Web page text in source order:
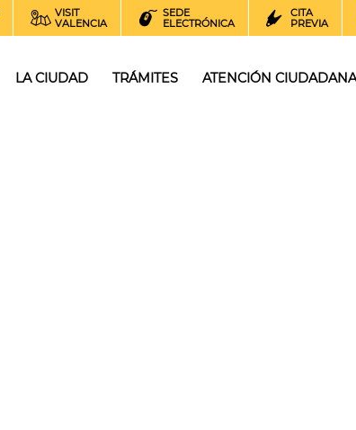
VISIT
VALENCIA
SEDE
ELECTRÓNICA
CITA
PREVIA
LA CIUDAD TRÁMITES ATENCIÓN